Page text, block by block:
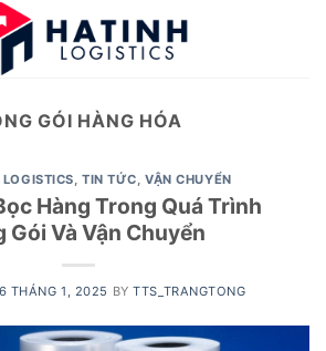
GÓI HÀNG HÓA
,TIN TỨC,VẬN CHUYỂN
Hàng Trong Quá Trình
Gói Và Vận Chuyển
THÁNG 1, 2025 BYTTS_TRANGTONG